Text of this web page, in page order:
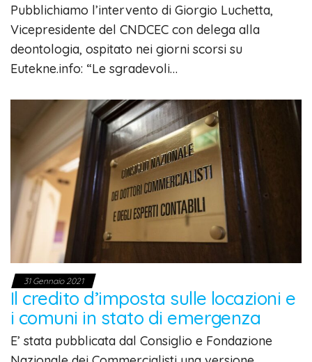
Pubblichiamo l’intervento di Giorgio Luchetta,
Vicepresidente del CNDCEC con delega alla
deontologia, ospitato nei giorni scorsi su
Eutekne.info: “Le sgradevoli…
31 Gennaio 2021
Il credito d’imposta sulle locazioni e
i comuni in stato di emergenza
E’ stata pubblicata dal Consiglio e Fondazione